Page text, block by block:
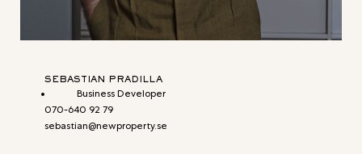
SEBASTIAN PRADILLA
Business Developer
070-640 92 79
sebastian@newproperty.se